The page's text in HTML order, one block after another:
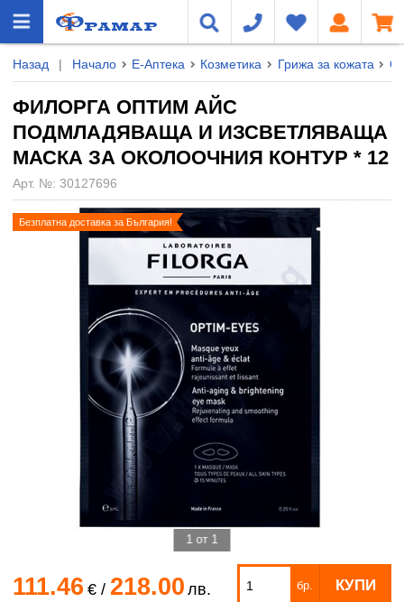
Назад | Начало Е-Аптека Козметика Грижа за кожата
ФИЛОРГА ОПТИМ АЙС
ПОДМЛАДЯВАЩА И ИЗСВЕТЛЯВАЩА
МАСКА ЗА ОКОЛООЧНИЯ КОНТУР * 12
Арт. №: 30127696
1 от 1
Безплатна доставка за България!
111.46 €/ 218.00 лв. бр. КУПИ